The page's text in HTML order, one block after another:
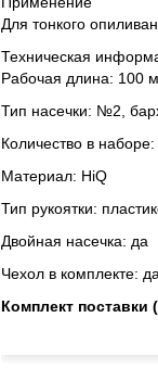
Для тонкого
Техническая
Рабочая длина: 100
Тип насечки: №2,
Количество в
Материал: HiQ
Тип рукоятки:
Двойная насечка: да
Чехол в комплекте: да
Комплект поставки